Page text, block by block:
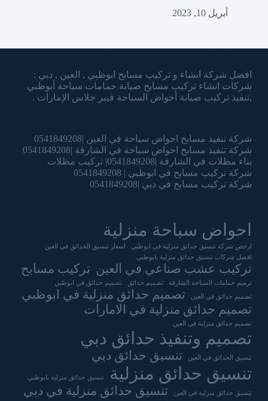
أبريل 10, 2023
افضل شركة انشاء و تركيب مسابح ابوظبي , العين , دبي :
شركات انشاء تركيب مسابح صيانة حمامات سباحة أبوظبي
,تنفيذ تركيب صيانة أحواض السباحة فيبر جلاس الإمارات .
شركة تنفيذ مسابح احواض سباحة في العين |0541849208
شركة تنفيذ مسابح احواض سباحة في الشارقة |0541849208
بناء مظلات في الشارقة |0541849208| تركيب مظلات
شركة تركيب مسابح في ابوظبي | 0541849208
شركة تركيب مسابح في دبي |0541849208
احواض سباحة منزلية
ارخص شركة تنسيق حدائق منزلية في ابوظبي
اسعار تنسيق الحدائق في العين
افضل شركات تنسيق حدائق منزلية بابوظبي
تركيب عشب صناعي في العين تركيب مسابح
ترميم حمامات السباحة الشارقة تصميم حدائق تصميم حدائق في ابوظبي
تصميم حدائق في العين
تصميم حدائق منزلية في ابوظبي
تصميم حدائق منزلية في الامارات
تصميم حدائق منزلية في العين
تصميم وتنفيذ حدائق دبي
تنسيق الحدائق في العين تنسيق حدائق دبي
تنسيق حدائق منزلية تنسيق حدائق منزلية بابوظبي
تنسيق حدائق منزلية في العين تنسيق حدائق منزلية في دبي